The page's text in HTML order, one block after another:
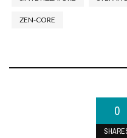
ZEN-CORE
0